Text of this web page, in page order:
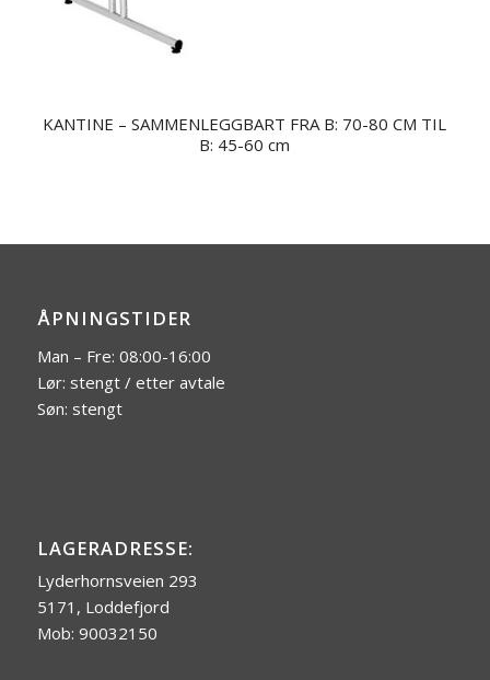
KANTINE – SAMMENLEGGBART FRA B: 70-80 CM TIL
B: 45-60 cm
ÅPNINGSTIDER
Man – Fre: 08:00-16:00
Lør: stengt / etter avtale
Søn: stengt
LAGERADRESSE:
Lyderhornsveien 293
5171, Loddefjord
Mob: 90032150